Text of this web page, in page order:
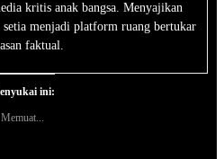
kritis anak bangsa. Menyajikan
menjadi platform ruang bertukar
faktual.
ini:
Memuat...